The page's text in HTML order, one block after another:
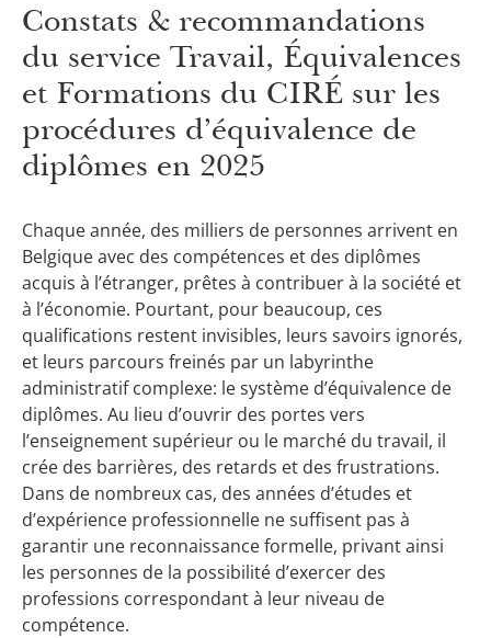
Constats & recommandations
du service Travail, Équivalences
et Formations du CIRÉ sur les
procédures d’équivalence de
diplômes en 2025
Chaque année, des milliers de personnes arrivent en
Belgique avec des compétences et des diplômes
acquis à l’étranger, prêtes à contribuer à la société et
à l’économie. Pourtant, pour beaucoup, ces
qualifications restent invisibles, leurs savoirs ignorés,
et leurs parcours freinés par un labyrinthe
administratif complexe: le système d’équivalence de
diplômes. Au lieu d’ouvrir des portes vers
l’enseignement supérieur ou le marché du travail, il
crée des barrières, des retards et des frustrations.
Dans de nombreux cas, des années d’études et
d’expérience professionnelle ne suffisent pas à
garantir une reconnaissance formelle, privant ainsi
les personnes de la possibilité d’exercer des
professions correspondant à leur niveau de
compétence.